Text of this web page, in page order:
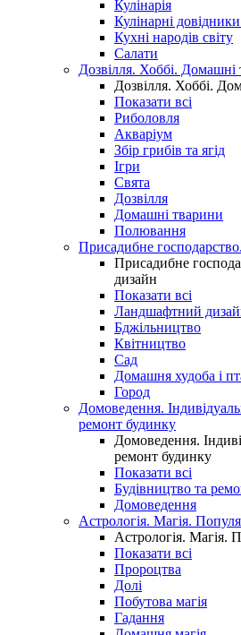
Кулінарія
Кулінарні
Кухні народів світу
Салати
Дозвілля. Хоббі. Домашні
Дозвілля. Хоббі.
Показати всі
Риболовля
Акваріум
Збір грибів та ягід
Ігри
Свята
Дозвілля
Домашні тварини
Полювання
Присадибне
Присадибне
дизайн
Показати всі
Ландшафтний
Бджільництво
Квітництво
Сад
Домашня худоба і
Город
Домоведення.
ремонт будинку
Домоведення.
ремонт будинку
Показати всі
Будівництво та
Домоведення
Астрологія. Магія.
Астрологія. Магія.
Показати всі
Пророцтва
Долі
Побутова магія
Гадання